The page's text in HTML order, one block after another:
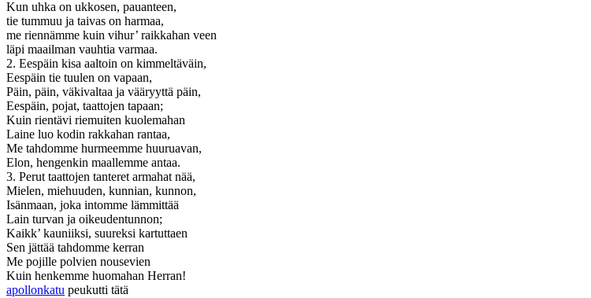
Kun uhka on ukkosen, pauanteen,
tie tummuu ja taivas on harmaa,
me riennämme kuin vihur’ raikkahan veen
läpi maailman vauhtia varmaa.
2. Eespäin kisa aaltoin on kimmeltäväin,
Eespäin tie tuulen on vapaan,
Päin, päin, väkivaltaa ja vääryyttä päin,
Eespäin, pojat, taattojen tapaan;
Kuin rientävi riemuiten kuolemahan
Laine luo kodin rakkahan rantaa,
Me tahdomme hurmeemme huuruavan,
Elon, hengenkin maallemme antaa.
3. Perut taattojen tanteret armahat nää,
Mielen, miehuuden, kunnian, kunnon,
Isänmaan, joka intomme lämmittää
Lain turvan ja oikeudentunnon;
Kaikk’ kauniiksi, suureksi kartuttaen
Sen jättää tahdomme kerran
Me pojille polvien nousevien
Kuin henkemme huomahan Herran!
apollonkatu peukutti tätä